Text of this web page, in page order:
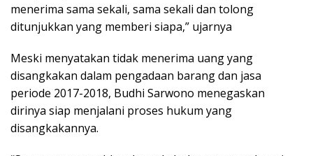
menerima sama sekali, sama sekali dan tolong
ditunjukkan yang memberi siapa,” ujarnya
Meski menyatakan tidak menerima uang yang
disangkakan dalam pengadaan barang dan jasa
periode 2017-2018, Budhi Sarwono menegaskan
dirinya siap menjalani proses hukum yang
disangkakannya.